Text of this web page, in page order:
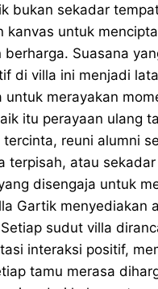
bukan sekadar
kanvas untuk
berharga. Suasana
di villa ini menjadi
untuk merayakan
itu perayaan ulang
reuni alumni
terpisah, atau
disengaja untuk
Gartik menyediakan
sudut villa
interaksi positif,
tamu merasa